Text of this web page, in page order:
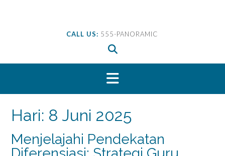
CALL US: 555-PANORAMIC
Hari: 8 Juni 2025
Menjelajahi Pendekatan